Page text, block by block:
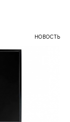
НОВОСТЬ